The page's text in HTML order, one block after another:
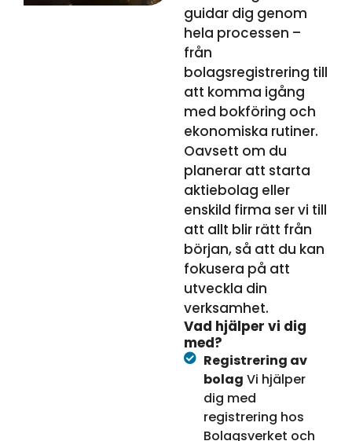
guidar dig genom
hela processen –
från
bolagsregistrering till
att komma igång
med bokföring och
ekonomiska rutiner.
Oavsett om du
planerar att starta
aktiebolag eller
enskild firma ser vi till
att allt blir rätt från
början, så att du kan
fokusera på att
utveckla din
verksamhet.
Vad hjälper vi dig
med?
Registrering av
bolag Vi hjälper
dig med
registrering hos
Bolagsverket och